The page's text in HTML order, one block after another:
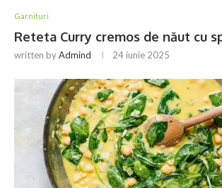
Garnituri
Reteta Curry cremos de năut cu
written byAdmind 24 iunie 2025